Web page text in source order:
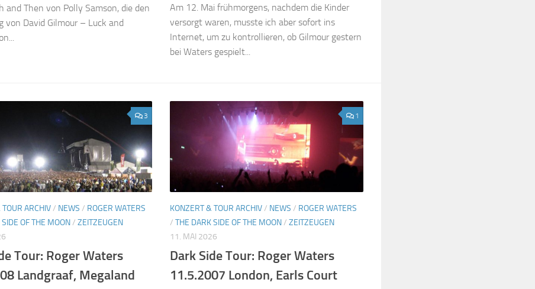
and Then von Polly Samson, die den
von David Gilmour – Luck and
Am 12. Mai frühmorgens, nachdem die Kinder
versorgt waren, musste ich aber sofort ins
Internet, um zu kontrollieren, ob Gilmour gestern
bei Waters gespielt...
3
ARCHIV/ NEWS / ROGER WATERS
OF THE MOON/ ZEITZEUGEN
Tour: Roger Waters
Landgraaf, Megaland
1
KONZERT & TOUR ARCHIV/ NEWS / ROGER WATERS
/ THE DARK SIDE OF THE MOON/ ZEITZEUGEN
11. MAI 2026
Dark Side Tour: Roger Waters
11.5.2007 London, Earls Court